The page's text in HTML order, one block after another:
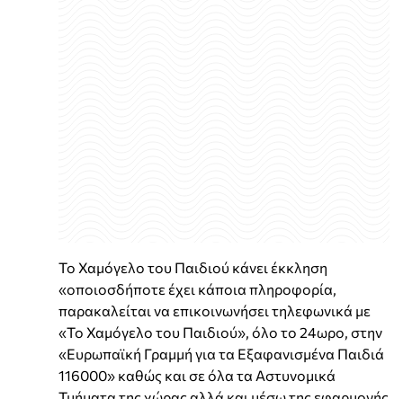
Το Χαμόγελο του Παιδιού κάνει έκκληση
«οποιοσδήποτε έχει κάποια πληροφορία,
παρακαλείται να επικοινωνήσει τηλεφωνικά με
«Το Χαμόγελο του Παιδιού», όλο το 24ωρο, στην
«Ευρωπαϊκή Γραμμή για τα Εξαφανισμένα Παιδιά
116000» καθώς και σε όλα τα Αστυνομικά